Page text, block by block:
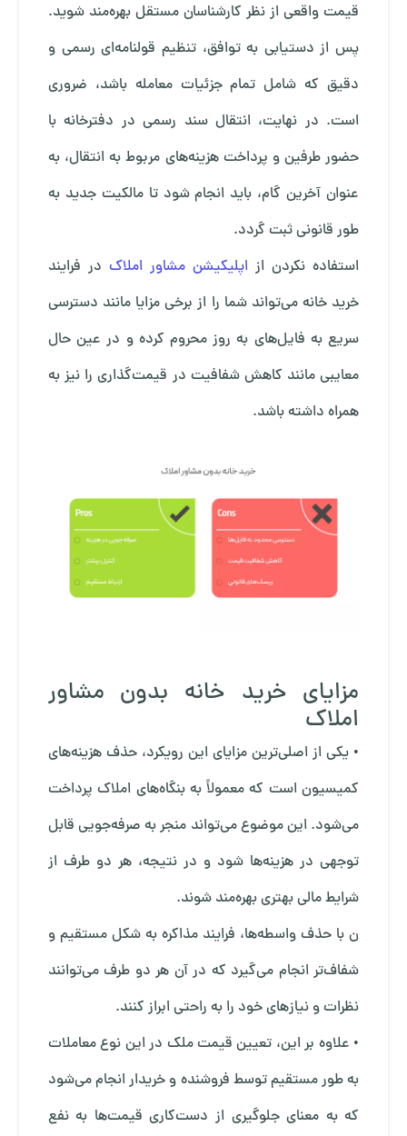
قیمت واقعی از نظر کارشناسان مستقل بهره‌مند شوید.
پس از دستیابی به توافق، تنظیم قولنامه‌ای رسمی و
دقیق که شامل تمام جزئیات معامله باشد، ضروری
است. در نهایت، انتقال سند رسمی در دفترخانه با
حضور طرفین و پرداخت هزینه‌های مربوط به انتقال، به
عنوان آخرین گام، باید انجام شود تا مالکیت جدید به
طور قانونی ثبت گردد.
استفاده نکردن از اپلیکیشن مشاور املاک در فرایند
خرید خانه می‌تواند شما را از برخی مزایا مانند دسترسی
سریع به فایل‌های به روز محروم کرده و در عین حال
معایبی مانند کاهش شفافیت در قیمت‌گذاری را نیز به
همراه داشته باشد.
مزایای خرید خانه بدون مشاور
املاک
• یکی از اصلی‌ترین مزایای این رویکرد، حذف هزینه‌های
کمیسیون است که معمولاً به بنگاه‌های املاک پرداخت
می‌شود. این موضوع می‌تواند منجر به صرفه‌جویی قابل
توجهی در هزینه‌ها شود و در نتیجه، هر دو طرف از
شرایط مالی بهتری بهره‌مند شوند.
ن با حذف واسطه‌ها، فرایند مذاکره به شکل مستقیم و
شفاف‌تر انجام می‌گیرد که در آن هر دو طرف می‌توانند
نظرات و نیازهای خود را به راحتی ابراز کنند.
• علاوه بر این، تعیین قیمت ملک در این نوع معاملات
به طور مستقیم توسط فروشنده و خریدار انجام می‌شود
که به معنای جلوگیری از دست‌کاری قیمت‌ها به نفع